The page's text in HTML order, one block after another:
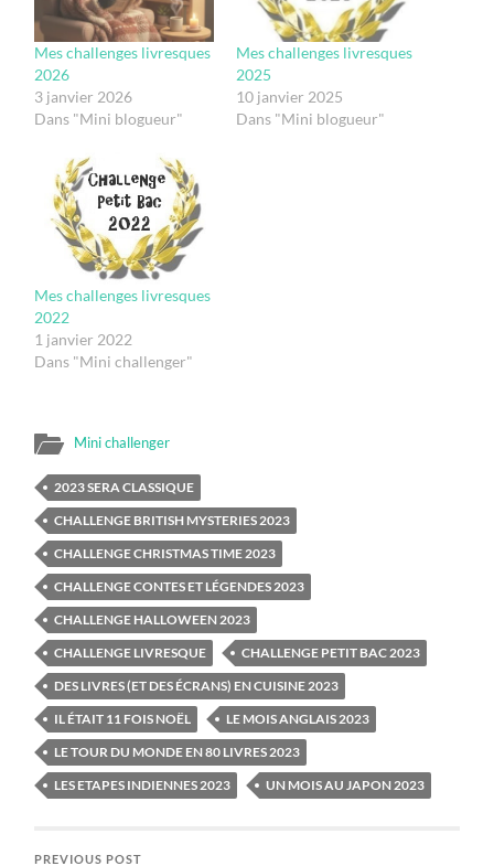
Mes challenges livresques
2026
3 janvier 2026
Dans "Mini blogueur"
Mes challenges livresques
2025
10 janvier 2025
Dans "Mini blogueur"
Mes challenges livresques
2022
1 janvier 2022
Dans "Mini challenger"
Mini challenger
2023 SERA CLASSIQUE
CHALLENGE BRITISH MYSTERIES 2023
CHALLENGE CHRISTMAS TIME 2023
CHALLENGE CONTES ET LÉGENDES 2023
CHALLENGE HALLOWEEN 2023
CHALLENGE LIVRESQUE
CHALLENGE PETIT BAC 2023
DES LIVRES (ET DES ÉCRANS) EN CUISINE 2023
IL ÉTAIT 11 FOIS NOËL
LE MOIS ANGLAIS 2023
LE TOUR DU MONDE EN 80 LIVRES 2023
LES ETAPES INDIENNES 2023
UN MOIS AU JAPON 2023
PREVIOUS POST